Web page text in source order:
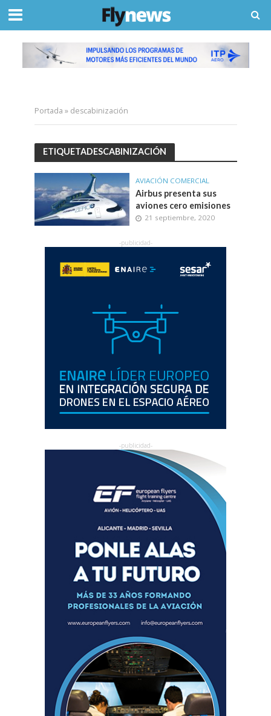
Portada » descabinización
ETIQUETADESCABINIZACIÓN
AVIACIÓN COMERCIAL
Airbus presenta sus
aviones cero emisiones
21 septiembre, 2020